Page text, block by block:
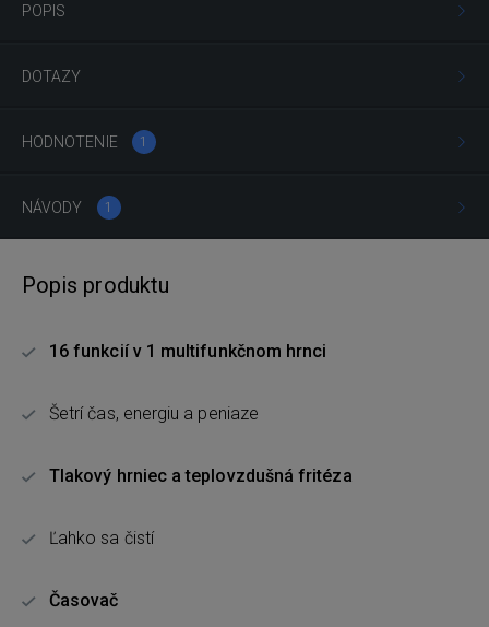
POPIS
DOTAZY
HODNOTENIE 1
NÁVODY 1
Popis produktu
16 funkcií v 1 multifunkčnom hrnci
Šetrí čas, energiu a peniaze
Tlakový hrniec a teplovzdušná fritéza
Ľahko sa čistí
Časovač